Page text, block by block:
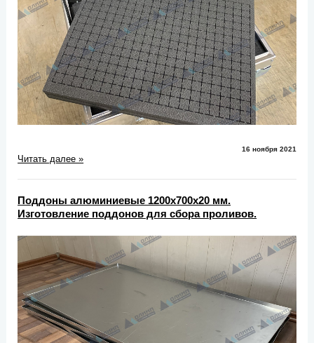
16 ноября 2021
Читать далее »
Поддоны алюминиевые 1200х700х20 мм.
Изготовление поддонов для сбора проливов.